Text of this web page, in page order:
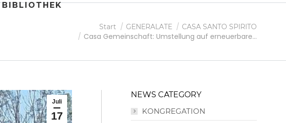
BIBLIOTHEK
Start GENERALATE CASA SANTO SPIRITO
Casa Gemeinschaft: Umstellung auf erneuerbare…
Juli
17
NEWS CATEGORY
KONGREGATION